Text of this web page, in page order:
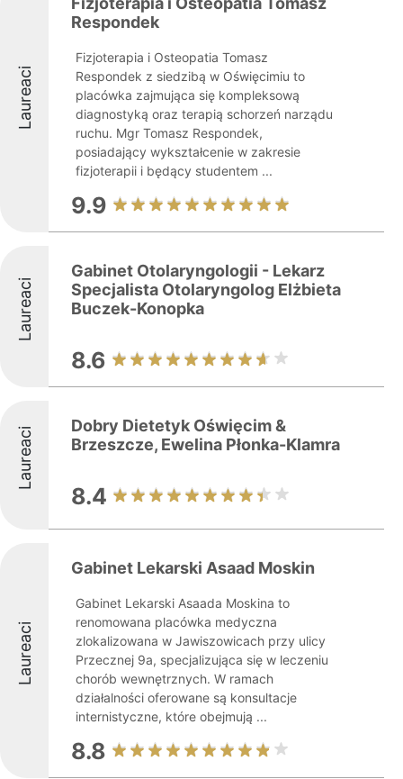
Laureaci
Respondek
Fizjoterapia i Osteopatia Tomasz
Respondek z siedzibą w Oświęcimiu to
placówka zajmująca się kompleksową
diagnostyką oraz terapią schorzeń narządu
ruchu. Mgr Tomasz Respondek,
posiadający wykształcenie w zakresie
fizjoterapii i będący studentem ...
9.9
Laureaci
Gabinet Otolaryngologii - Lekarz
Specjalista Otolaryngolog Elżbieta
Buczek-Konopka
8.6
Laureaci
Dobry Dietetyk Oświęcim &
Brzeszcze, Ewelina Płonka-Klamra
8.4
Laureaci
Gabinet Lekarski Asaad Moskin
Gabinet Lekarski Asaada Moskina to
renomowana placówka medyczna
zlokalizowana w Jawiszowicach przy ulicy
Przecznej 9a, specjalizująca się w leczeniu
chorób wewnętrznych. W ramach
działalności oferowane są konsultacje
internistyczne, które obejmują ...
8.8